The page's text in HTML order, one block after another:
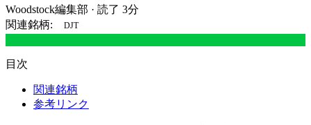
Woodstock編集部 · 読了 3分
関連銘柄:
DJT
目次
関連銘柄
参考リンク